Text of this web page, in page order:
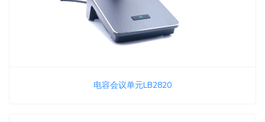
电容会议单元LB2820